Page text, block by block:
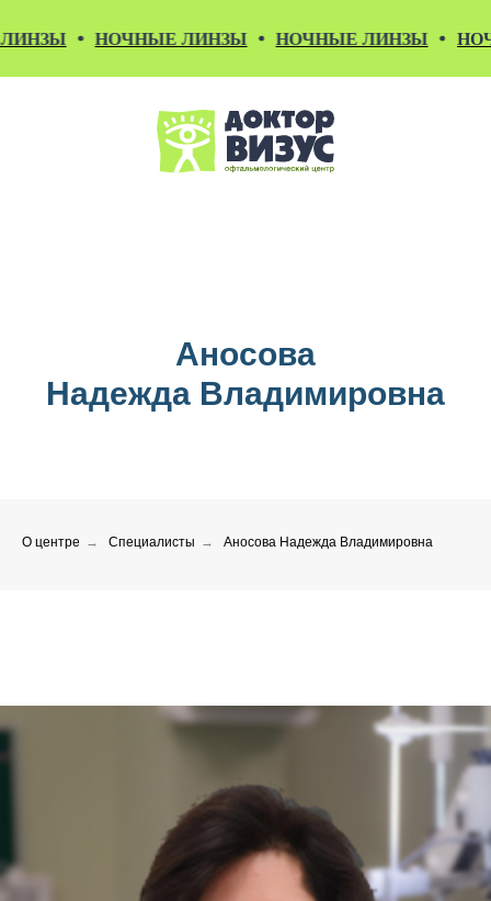
НОЧНЫЕ ЛИНЗЫ НОЧНЫЕ ЛИНЗЫ
Аносова
Надежда Владимировна
О центре → Специалисты → Аносова Надежда Владимировна